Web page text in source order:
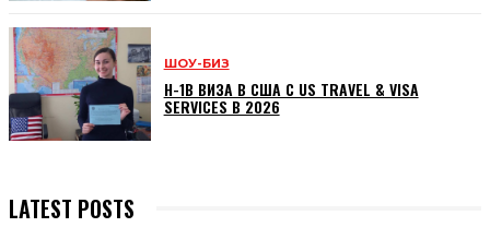
ШОУ-БИЗ
H-1B ВИЗА В США С US TRAVEL & VISA
SERVICES В 2026
LATEST POSTS